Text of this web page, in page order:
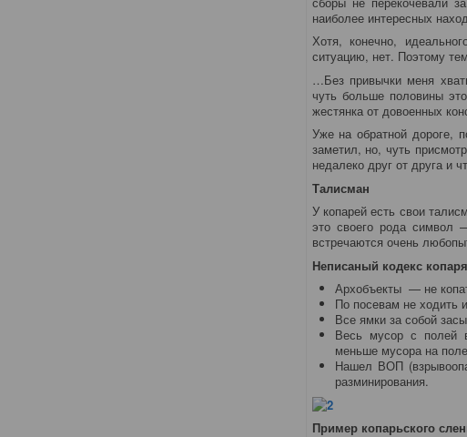
наиболее интересных
Хотя, конечно,
ситуацию, нет. Поэтому
…Без привычки меня
чуть больше половины
жестянка от довоенных
Уже на обратной дороге,
заметил, но, чуть
недалеко друг от друга и
Талисман
У копарей есть свои
это своего рода символ
встречаются очень
Неписаный кодекс копаря
Архобъекты — не
По посевам не ходить
Все ямки за собой
Весь мусор с полей
меньше мусора на
Нашел ВОП
разминирования.
Пример копарьского